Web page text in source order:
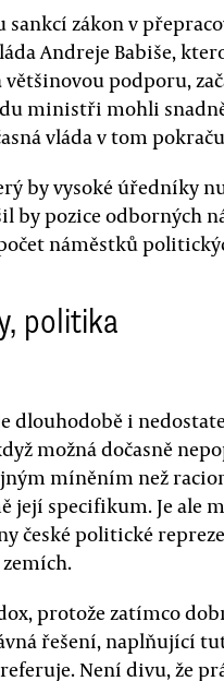
sankcí zákon v
Andreje Babiše,
podporu,
ministři mohli
vláda v tom
by vysoké úředníky
by pozice odborných
náměstků
politika
dlouhodobě i
možná dočasně
míněním než
její specifikum. Je ale
české politické
protože zatímco
řešení, naplňující
Není divu, že